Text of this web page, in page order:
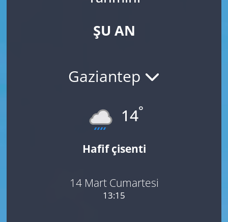
ŞU AN
Gaziantep
14°
Hafif çisenti
14 Mart Cumartesi
13:15